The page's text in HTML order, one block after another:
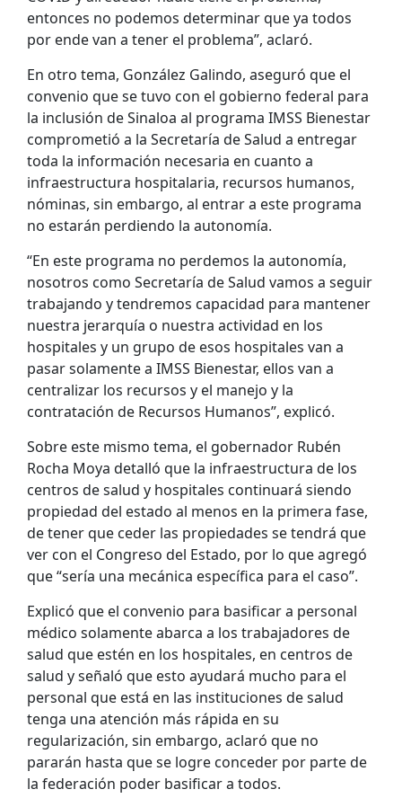
entonces no podemos determinar que ya todos
por ende van a tener el problema”, aclaró.
En otro tema, González Galindo, aseguró que el
convenio que se tuvo con el gobierno federal para
la inclusión de Sinaloa al programa IMSS Bienestar
comprometió a la Secretaría de Salud a entregar
toda la información necesaria en cuanto a
infraestructura hospitalaria, recursos humanos,
nóminas, sin embargo, al entrar a este programa
no estarán perdiendo la autonomía.
“En este programa no perdemos la autonomía,
nosotros como Secretaría de Salud vamos a seguir
trabajando y tendremos capacidad para mantener
nuestra jerarquía o nuestra actividad en los
hospitales y un grupo de esos hospitales van a
pasar solamente a IMSS Bienestar, ellos van a
centralizar los recursos y el manejo y la
contratación de Recursos Humanos”, explicó.
Sobre este mismo tema, el gobernador Rubén
Rocha Moya detalló que la infraestructura de los
centros de salud y hospitales continuará siendo
propiedad del estado al menos en la primera fase,
de tener que ceder las propiedades se tendrá que
ver con el Congreso del Estado, por lo que agregó
que “sería una mecánica específica para el caso”.
Explicó que el convenio para basificar a personal
médico solamente abarca a los trabajadores de
salud que estén en los hospitales, en centros de
salud y señaló que esto ayudará mucho para el
personal que está en las instituciones de salud
tenga una atención más rápida en su
regularización, sin embargo, aclaró que no
pararán hasta que se logre conceder por parte de
la federación poder basificar a todos.